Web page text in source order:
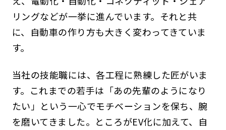
リングなどが一挙に進んでいます。それと共
に、自動車の作り方も大きく変わってきていま
す。
当社の技能職には、各工程に熟練した匠がいま
す。これまでの若手は「あの先輩のようになり
たい」という一心でモチベーションを保ち、腕
を磨いてきました。ところがEV化に加えて、自